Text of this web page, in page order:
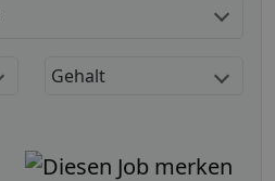
Gehalt